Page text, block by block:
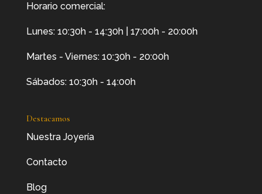
Horario comercial:
Lunes: 10:30h - 14:30h | 17:00h - 20:00h
Martes - Viernes: 10:30h - 20:00h
Sábados: 10:30h - 14:00h
Destacamos
Nuestra Joyería
Contacto
Blog